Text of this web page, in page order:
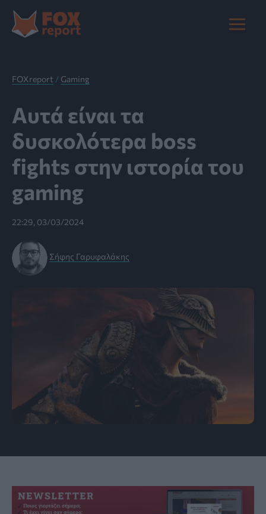
στο
περιεχόμενο
Main
FOXreport / Gaming
Αυτά είναι τα
δυσκολότερα boss
fights στην ιστορία του
gaming
22:29, 03/03/2024
Σήφης Γαρυφαλάκης